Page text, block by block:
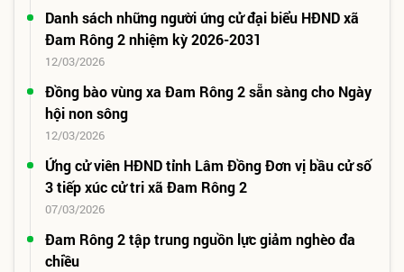
Danh sách những người ứng cử đại biểu HĐND xã
Đam Rông 2 nhiệm kỳ 2026-2031
12/03/2026
Đồng bào vùng xa Đam Rông 2 sẵn sàng cho Ngày
hội non sông
12/03/2026
Ứng cử viên HĐND tỉnh Lâm Đồng Đơn vị bầu cử số
3 tiếp xúc cử tri xã Đam Rông 2
07/03/2026
Đam Rông 2 tập trung nguồn lực giảm nghèo đa
chiều